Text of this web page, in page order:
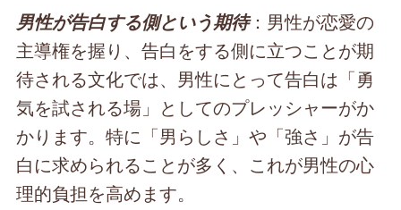
男性が告白する側という期待：男性が恋愛の
主導権を握り、告白をする側に立つことが期
待される文化では、男性にとって告白は「勇
気を試される場」としてのプレッシャーがか
かります。特に「男らしさ」や「強さ」が告
白に求められることが多く、これが男性の心
理的負担を高めます。